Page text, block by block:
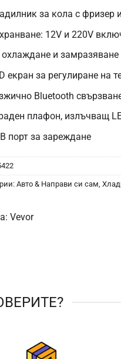
за кола с фризер
12V и 220V
и замразяване
екран за регулиране на
Bluetooth
плафон, излъчващ
порт за зареждане
Авто & Направи си сам
Vevor